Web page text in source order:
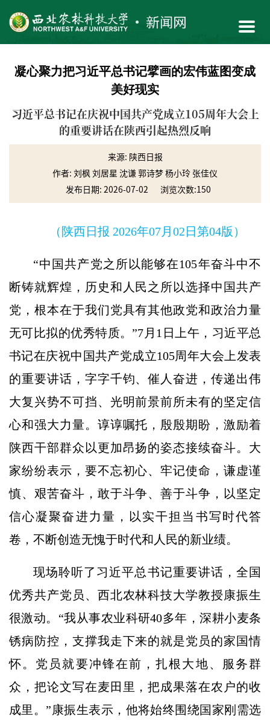
凝心聚力把习近平总书记擘画的宏伟蓝图变成
美好现实
​习近平总书记在庆祝中国共产党成立105周年大会上
的重要讲话在陕西引起热烈反响
来源: 陕西日报
作者: 刘枫 刘居星 沈谦 郭诗梦 杨小玲 张佳仪
发布日期: 2026-07-02
浏览次数:150
（陕西日报 2026年07月02日第04版）
“中国共产党之所以能够在105年奋斗中不
断铸就辉煌，历史和人民之所以选择中国共产
党，根本在于我们党具有其他政党和政治力量
无可比拟的优秀特质。”7月1日上午，习近平总
书记在庆祝中国共产党成立105周年大会上发表
的重要讲话，字字千钧、催人奋进，传递出伟
大复兴势不可挡、光明前景前所未有的坚定信
心和强大力量。谆谆嘱托，殷殷期盼，激励着
陕西干部群众以更加昂扬的姿态接续奋斗。大
家纷纷表示，要不忘初心、牢记使命，谦虚谨
慎、艰苦奋斗，敢于斗争、善于斗争，以坚定
信心凝聚奋进力量，以实干担当书写时代答
卷，不断创造无愧于时代和人民的新业绩。
现场聆听了习近平总书记重要讲话，全国
优秀共产党员、西北农林科技大学教授康振生
很激动。“我从事农业科研40多年，深耕小麦条
锈病防控，支撑我走下来的就是党员的家国情
怀。党员就要冲锋在前，扎根大地、服务群
众，把论文写在麦田里，把成果落在农户的收
成里。”康振生表示，他将始终围绕国家刚需选